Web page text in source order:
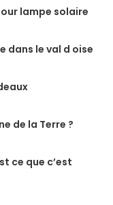
lampe solaire
dans le val d oise
de la Terre ?
ce que c’est